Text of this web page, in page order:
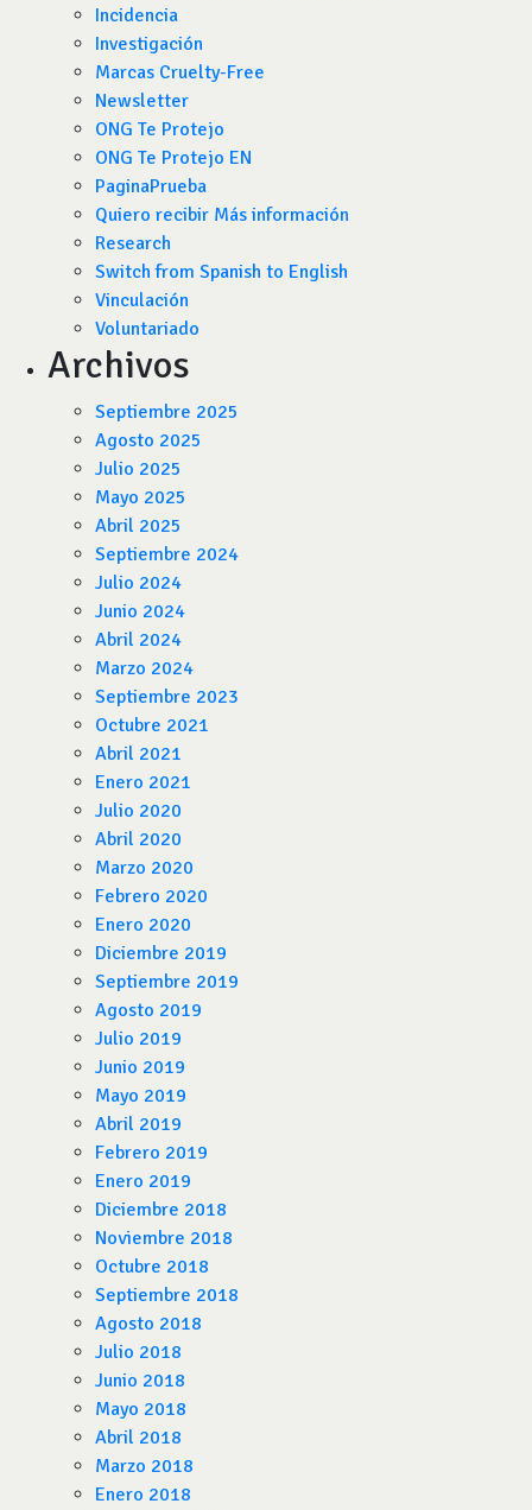
Incidencia
Investigación
Marcas Cruelty-Free
Newsletter
ONG Te Protejo
ONG Te Protejo EN
PaginaPrueba
Quiero recibir Más información
Research
Switch from Spanish to English
Vinculación
Voluntariado
Archivos
Septiembre 2025
Agosto 2025
Julio 2025
Mayo 2025
Abril 2025
Septiembre 2024
Julio 2024
Junio 2024
Abril 2024
Marzo 2024
Septiembre 2023
Octubre 2021
Abril 2021
Enero 2021
Julio 2020
Abril 2020
Marzo 2020
Febrero 2020
Enero 2020
Diciembre 2019
Septiembre 2019
Agosto 2019
Julio 2019
Junio 2019
Mayo 2019
Abril 2019
Febrero 2019
Enero 2019
Diciembre 2018
Noviembre 2018
Octubre 2018
Septiembre 2018
Agosto 2018
Julio 2018
Junio 2018
Mayo 2018
Abril 2018
Marzo 2018
Enero 2018